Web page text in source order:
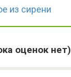
из сирени
оценок нет)